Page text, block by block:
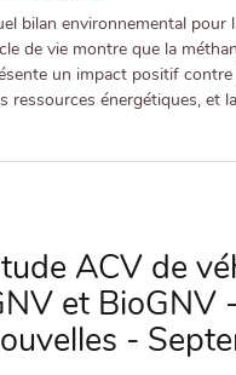
Analyse
de
Cycle
de
BIOMETHANE
agricoles,
octobre
2021,
INRAE
bilan environnemental pour
de vie montre que la
un impact positif contre
ressources énergétiques, et
ACV de
et BioGNV
-